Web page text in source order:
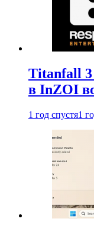
Titanfall 3
в InZOI
1 год спустя1